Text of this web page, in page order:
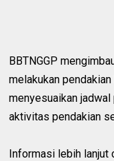
BBTNGGP
melakukan
menyesuaikan
aktivitas pendakian
Informasi lebih lanjut